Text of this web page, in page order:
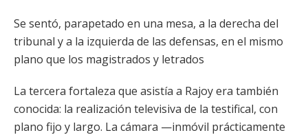
Se sentó, parapetado en una mesa, a la derecha del
tribunal y a la izquierda de las defensas, en el mismo
plano que los magistrados y letrados
La tercera fortaleza que asistía a Rajoy era también
conocida: la realización televisiva de la testifical, con
plano fijo y largo. La cámara —inmóvil prácticamente